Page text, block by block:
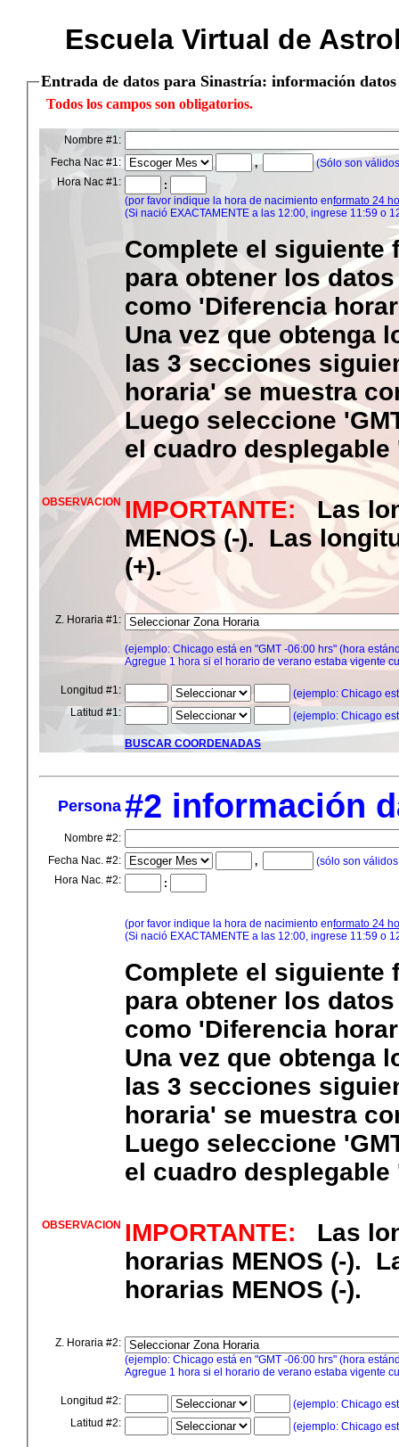
Escuela Virtual de
Entrada de datos para Sinastría: información
Todos los campos son obligatorios.
Nombre #1:
Fecha Nac #1:
,
(Sólo son
Hora Nac #1:
:
(por favor indique la hora de nacimiento enformato 24
(Si nació EXACTAMENTE a las 12:00, ingrese 11:59 o
Complete el siguiente
para obtener los
como 'Diferencia
Una vez que obtenga
las 3 secciones
horaria' se muestra
Luego seleccione
el cuadro
OBSERVACION IMPORTANTE: Las
MENOS (-). Las
(+).
Z. Horaria #1:
(ejemplo: Chicago está en "GMT -06:00 hrs" (hora
Agregue 1 hora si el horario de verano estaba vigente
Longitud #1:
(ejemplo: Chicago
Latitud #1:
(ejemplo: Chicago
BUSCAR COORDENADAS
Persona #2 información
Nombre #2:
Fecha Nac. #2:
,
(sólo son
Hora Nac. #2:
:
(por favor indique la hora de nacimiento enformato 24
(Si nació EXACTAMENTE a las 12:00, ingrese 11:59 o
Complete el siguiente
para obtener los
como 'Diferencia
Una vez que obtenga
las 3 secciones
horaria' se muestra
Luego seleccione
el cuadro
OBSERVACION IMPORTANTE:
Las
horarias MENOS (-).
horarias MENOS (-).
Z. Horaria #2:
(ejemplo: Chicago está en "GMT -06:00 hrs" (hora
Agregue 1 hora si el horario de verano estaba vigente
Longitud #2:
(ejemplo: Chicago
Latitud #2:
(ejemplo: Chicago